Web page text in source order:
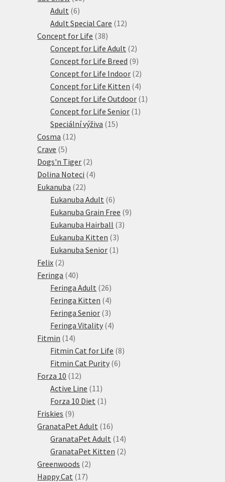
Adult 66
produktů
Adult Special Care 1212
Concept for Life 3838
produktů
Concept for Life Adult 22
produkty
Concept for Life Breed 99
produktů
Concept for Life Indoor 22
produkty
Concept for Life Kitten 44
produkty
Concept for Life Outdoor 1 1
Concept for Life Senior 1 1
Speciální výživa 1515
Cosma 1212
Crave 55
produktů
Dogs'n Tiger 22
produkty
Dolina Noteci 44
Eukanuba 2222
produktů
Eukanuba Adult 66
produktů
Eukanuba Grain Free 99
Eukanuba Hairball 33
Eukanuba Kitten 33
produkty
Eukanuba Senior 1 1
Felix 22
produkty
Feringa 4040
produktů
Feringa Adult 2626
produktů
Feringa Kitten 44
produkty
Feringa Senior 33
produkty
Feringa Vitality 44
Fitmin 1414
produktů
Fitmin Cat for Life 88
Fitmin Cat Purity 66
Forza 10 1212
produktů
Active Line 11 11
produktů
Forza 10 Diet 1 1
Friskies 99
produktů
GranataPet Adult 1616
produktů
GranataPet Adult 1414
produktů
GranataPet Kitten 22
Greenwoods 22
Happy Cat 1717